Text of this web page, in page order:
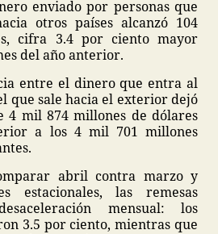
enviado por personas que
otros países alcanzó 104
cifra 3.4 por ciento mayor
del año anterior.
entre el dinero que entra al
que sale hacia el exterior dejó
4 mil 874 millones de dólares
a los 4 mil 701 millones
abril contra marzo y
estacionales, las remesas
mensual: los
3.5 por ciento, mientras que